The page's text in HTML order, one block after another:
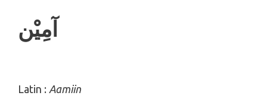
آمِيْن
Latin : Aamiin